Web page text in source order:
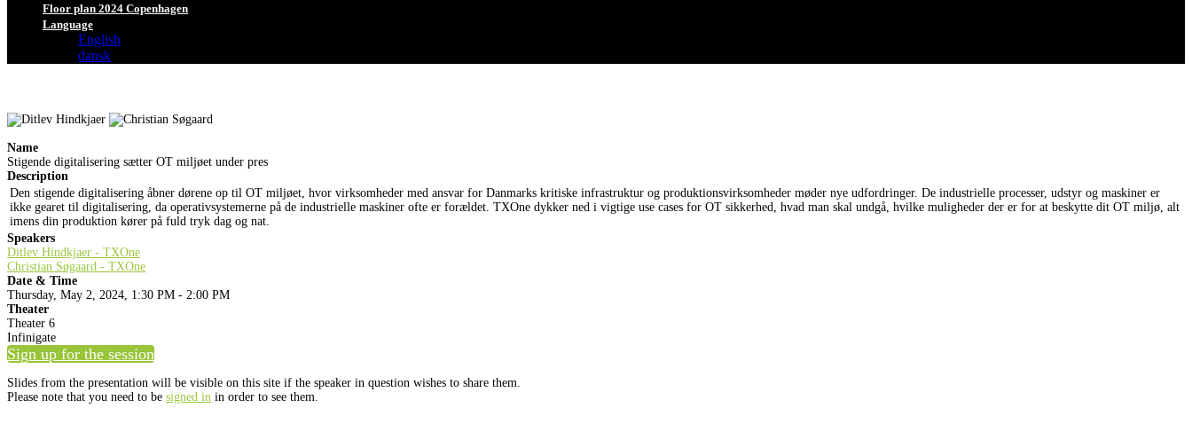
Floor plan 2024 Copenhagen
Language
English
dansk
Name
Stigende digitalisering sætter OT miljøet under pres
Description
Den stigende digitalisering åbner dørene op til OT miljøet, hvor virksomheder med ansvar for Danmarks kritiske infrastruktur og produktionsvirksomheder møder nye udfordringer. De industrielle processer, udstyr og maskiner er
ikke gearet til digitalisering, da operativsystemerne på de industrielle maskiner ofte er forældet. TXOne dykker ned i vigtige use cases for OT sikkerhed, hvad man skal undgå, hvilke muligheder der er for at beskytte dit OT miljø, alt
imens din produktion kører på fuld tryk dag og nat.
Speakers
Ditlev Hindkjaer - TXOne
Christian Søgaard - TXOne
Date & Time
Thursday, May 2, 2024, 1:30 PM - 2:00 PM
Theater
Theater 6
Infinigate
Sign up for the session
Slides from the presentation will be visible on this site if the speaker in question wishes to share them.
Please note that you need to be signed in in order to see them.